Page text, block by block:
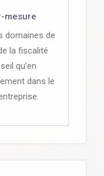
mesure
domaines de
la fiscalité
qu’en
dans le